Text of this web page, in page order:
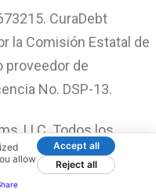
CuraDebt
la Comisión Estatal de
proveedor de
No. DSP-13.
LLC. Todos los
allow
Accept all
Reject all